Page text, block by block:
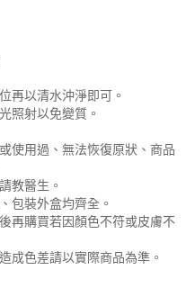
再以清水沖淨即可。
照射以免變質。
使用過、無法恢復原狀、商品
教醫生。
包裝外盒均齊全。
再購買若因顏色不符或皮膚不
成色差請以實際商品為準。